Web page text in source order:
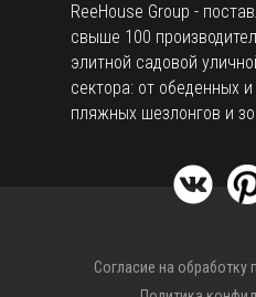
ReeHouse Group -
свыше 100
элитной садовой
сектора: от обеденных
пляжных шезлонгов и
Согласие на обработку